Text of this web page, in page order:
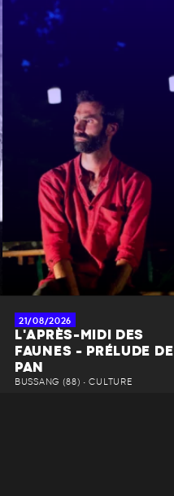
21/08/2026
L'APRÈS-MIDI DES
FAUNES - PRÉLUDE DE
PAN
BUSSANG (88) • CULTURE